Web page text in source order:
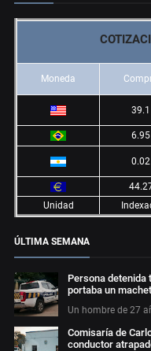
Moneda
39.1
6.95
0.02
Unidad
ÚLTIMA SEMANA
Persona
portaba un
Un hombre de 27
Comisaría de
conductor